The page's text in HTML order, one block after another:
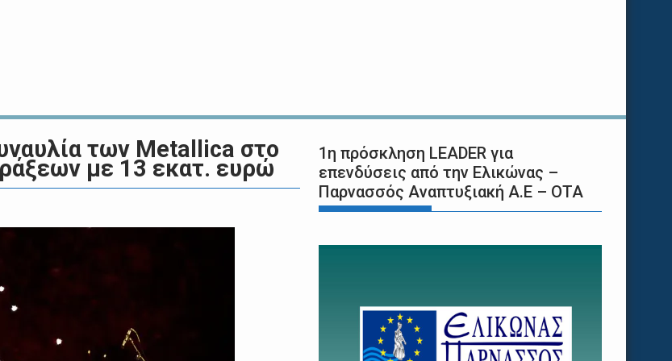
των Metallica στο
με 13 εκατ. ευρώ
1η πρόσκληση LEADER για
επενδύσεις από την Ελικώνας –
Παρνασσός Αναπτυξιακή Α.Ε – ΟΤΑ